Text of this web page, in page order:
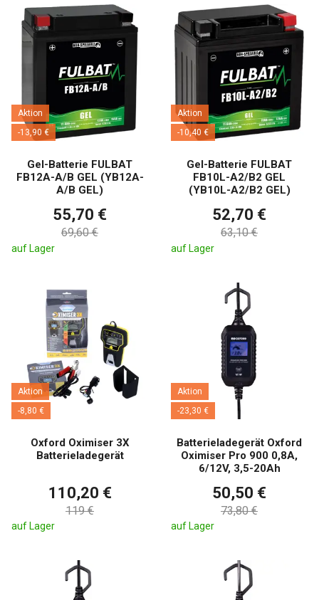
Aktion
-13,90 €
Gel-Batterie FULBAT
FB12A-A/B GEL (YB12A-
A/B GEL)
55,70 €
69,60 €
auf Lager
Aktion
-10,40 €
Gel-Batterie FULBAT
FB10L-A2/B2 GEL
(YB10L-A2/B2 GEL)
52,70 €
63,10 €
auf Lager
Aktion
-8,80 €
Oxford Oximiser 3X
Batterieladegerät
110,20 €
119 €
auf Lager
Aktion
-23,30 €
Batterieladegerät Oxford
Oximiser Pro 900 0,8A,
6/12V, 3,5-20Ah
50,50 €
73,80 €
auf Lager